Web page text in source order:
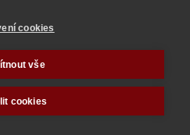
o dvojím pohlaví.
důkazů podnítil ve
cookies
vše
cookies